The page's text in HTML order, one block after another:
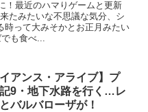
！最近のハマりゲームと更新
たみたいな不思議な気分、シ
時って大みそかとお正月みたい
も食べ...
イアンス・アライブ】プ
9・地下水路を行く…レ
バルバローザが！